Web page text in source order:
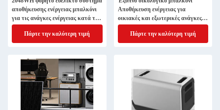
αποθήκευσης ενέργειας μπαλκόνι
για τις ανάγκες ενέργειας κατά την
κίνηση
Πάρτε την καλύτερη τιμή
Αποθήκευση ενέργειας για
οικιακές και εξωτερικές ανάγκες
2200W
Πάρτε την καλύτερη τιμή